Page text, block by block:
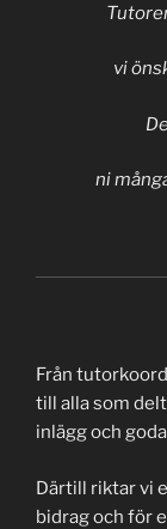
vi
ni
Från
till alla som
inlägg och
Därtill riktar vi
bidrag och för